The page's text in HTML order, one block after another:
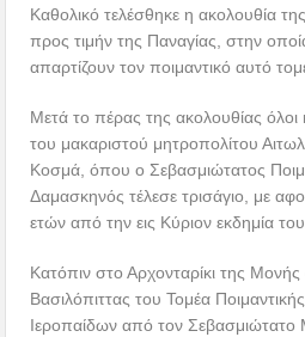
Καθολικό τελέσθηκε η ακολουθία
προς τιμήν της Παναγίας, στην
απαρτίζουν τον ποιμαντικό αυτό
Μετά το πέρας της ακολουθίας
του μακαριστού μητροπολίτου
Κοσμά, όπου ο Σεβασμιώτατος
Δαμασκηνός τέλεσε τρισάγιο, με
ετών από την εις Κύριον εκδημία του.
Κατόπιν στο Αρχονταρίκι της
Βασιλόπιττας του Τομέα
Ιεροπαίδων από τον Σεβασμιώτατο